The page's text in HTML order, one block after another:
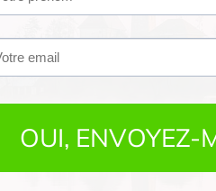
OUI, ENVOYEZ-